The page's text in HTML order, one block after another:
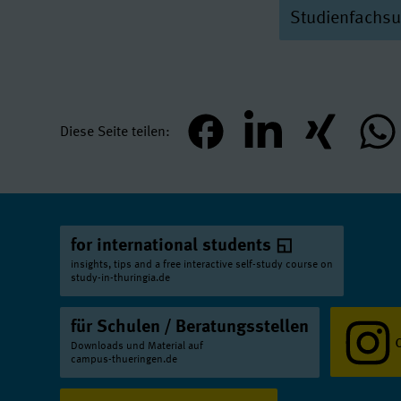
Deutsch
Deutsch als
Englisch
Ethik
Französisch
Gitarre
Hochschule
Friedrich-
Diese Seite teilen teilen mitteilen teilen
for international students
insights, tips and a free interactive self-study course on
study-in-thuringia.de
für Schulen / Beratungsstellen
Downloads und Material auf
campus-thueringen.de